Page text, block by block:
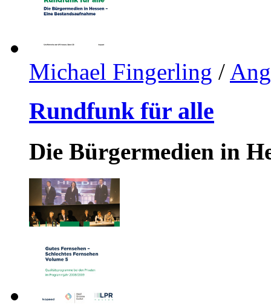
Michael Fingerling /
Rundfunk für alle
Die Bürgermedien in